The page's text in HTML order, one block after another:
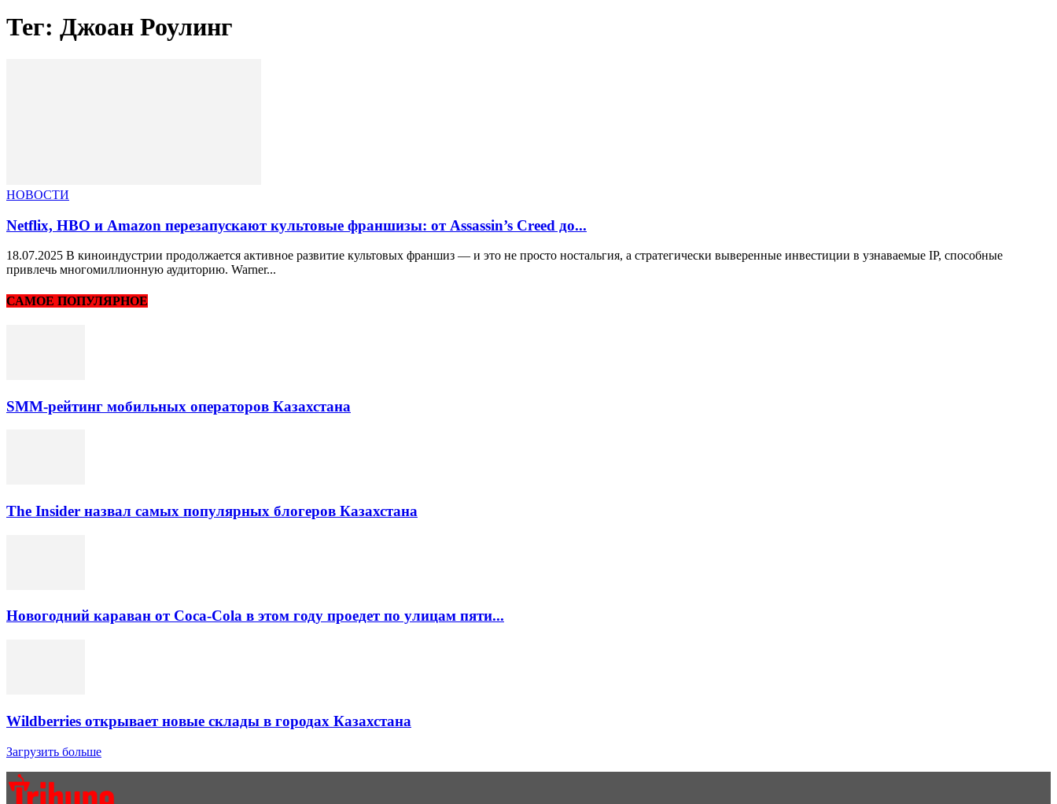
Тег: Джоан Роулинг
НОВОСТИ
Netflix, HBO и Amazon перезапускают культовые франшизы: от Assassin’s Creed до...
18.07.2025 В киноиндустрии продолжается активное развитие культовых франшиз — и это не просто ностальгия, а стратегически выверенные инвестиции в узнаваемые IP, способные
привлечь многомиллионную аудиторию. Warner...
САМОЕ ПОПУЛЯРНОЕ
SMM-рейтинг мобильных операторов Казахстана
The Insider назвал самых популярных блогеров Казахстана
Новогодний караван от Coca-Cola в этом году проедет по улицам пяти...
Wildberries открывает новые склады в городах Казахстана
Загрузить больше